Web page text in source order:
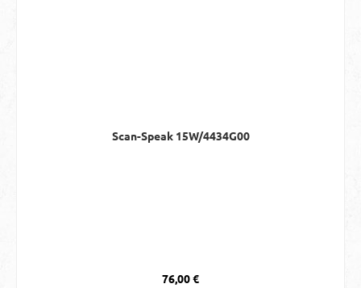
Scan-Speak 15W/4434G00
Regulärer Preis:
76,00 €